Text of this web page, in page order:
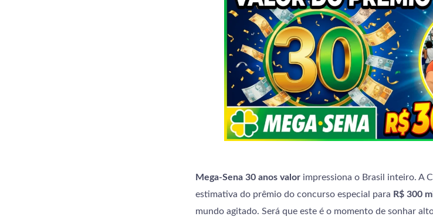
Mega-Sena 30 anos valor impressiona o Brasil inteiro. A
estimativa do prêmio do concurso especial para R$ 300
mundo agitado. Será que este é o momento de sonhar